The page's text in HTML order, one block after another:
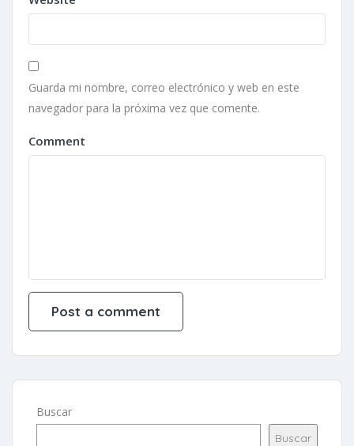
Guarda mi nombre, correo electrónico y web en este
navegador para la próxima vez que comente.
Comment
Buscar
Buscar